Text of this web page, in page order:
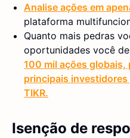
Analise ações em
plataforma
Quanto mais pedras
oportunidades você
100 mil ações globais,
principais
TIKR.
Isenção de